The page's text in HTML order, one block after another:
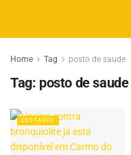
Home Tag posto de saude
Tag: posto de saude
DESTAQUE